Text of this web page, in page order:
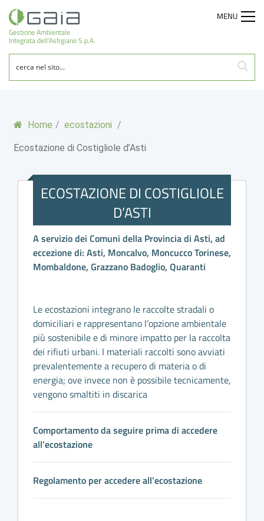
Gestione Ambientale
Integrata dell'Astigiano S.p.A.
MENU
Home / ecostazioni /
Ecostazione di Costigliole d’Asti
ECOSTAZIONE DI COSTIGLIOLE
D’ASTI
A servizio dei Comuni della Provincia di Asti, ad
eccezione di: Asti, Moncalvo, Moncucco Torinese,
Mombaldone, Grazzano Badoglio, Quaranti
Le ecostazioni integrano le raccolte stradali o
domiciliari e rappresentano l’opzione ambientale
più sostenibile e di minore impatto per la raccolta
dei rifiuti urbani. I materiali raccolti sono avviati
prevalentemente a recupero di materia o di
energia; ove invece non è possibile tecnicamente,
vengono smaltiti in discarica
Comportamento da seguire prima di accedere
all’ecostazione
Regolamento per accedere all’ecostazione